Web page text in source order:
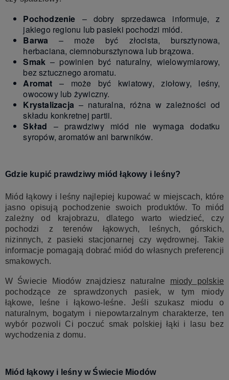
Pochodzenie – dobry sprzedawca informuje, z
jakiego regionu lub pasieki pochodzi miód.
Barwa – może być złocista, bursztynowa,
herbaciana, ciemnobursztynowa lub brązowa.
Smak – powinien być naturalny, wielowymiarowy,
bez sztucznego aromatu.
Aromat – może być kwiatowy, ziołowy, leśny,
owocowy lub żywiczny.
Krystalizacja – naturalna, różna w zależności od
składu konkretnej partii.
Skład – prawdziwy miód nie wymaga dodatku
syropów, aromatów ani barwników.
Gdzie kupić prawdziwy miód łąkowy i leśny?
Miód łąkowy i leśny najlepiej kupować w miejscach, które
jasno opisują pochodzenie swoich produktów. To miód
zależny od krajobrazu, dlatego warto wiedzieć, czy
pochodzi z terenów łąkowych, leśnych, górskich,
nizinnych, z pasieki stacjonarnej czy wędrownej. Takie
informacje pomagają dobrać miód do własnych preferencji
smakowych.
W Świecie Miodów znajdziesz naturalne miody polskie
pochodzące ze sprawdzonych pasiek, w tym miody
łąkowe, leśne i łąkowo-leśne. Jeśli szukasz miodu o
naturalnym, bogatym i niepowtarzalnym charakterze, ten
wybór pozwoli Ci poczuć smak polskiej łąki i lasu bez
wychodzenia z domu.
Miód łąkowy i leśny w Świecie Miodów